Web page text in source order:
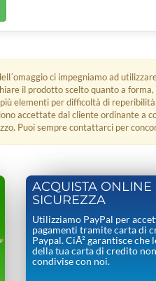
ci impegniamo ad
il prodotto scelto quanto a
elementi per difficoltà di
accettate dal cliente ordinante a
Puoi sempre contattarci per
ACQUISTA ONLINE
SICUREZZA
Utilizziamo PayPal per
pagamenti tramite carta di
Paypal. CiÃ² garantisce che
della tua carta di credito
condivise con noi.